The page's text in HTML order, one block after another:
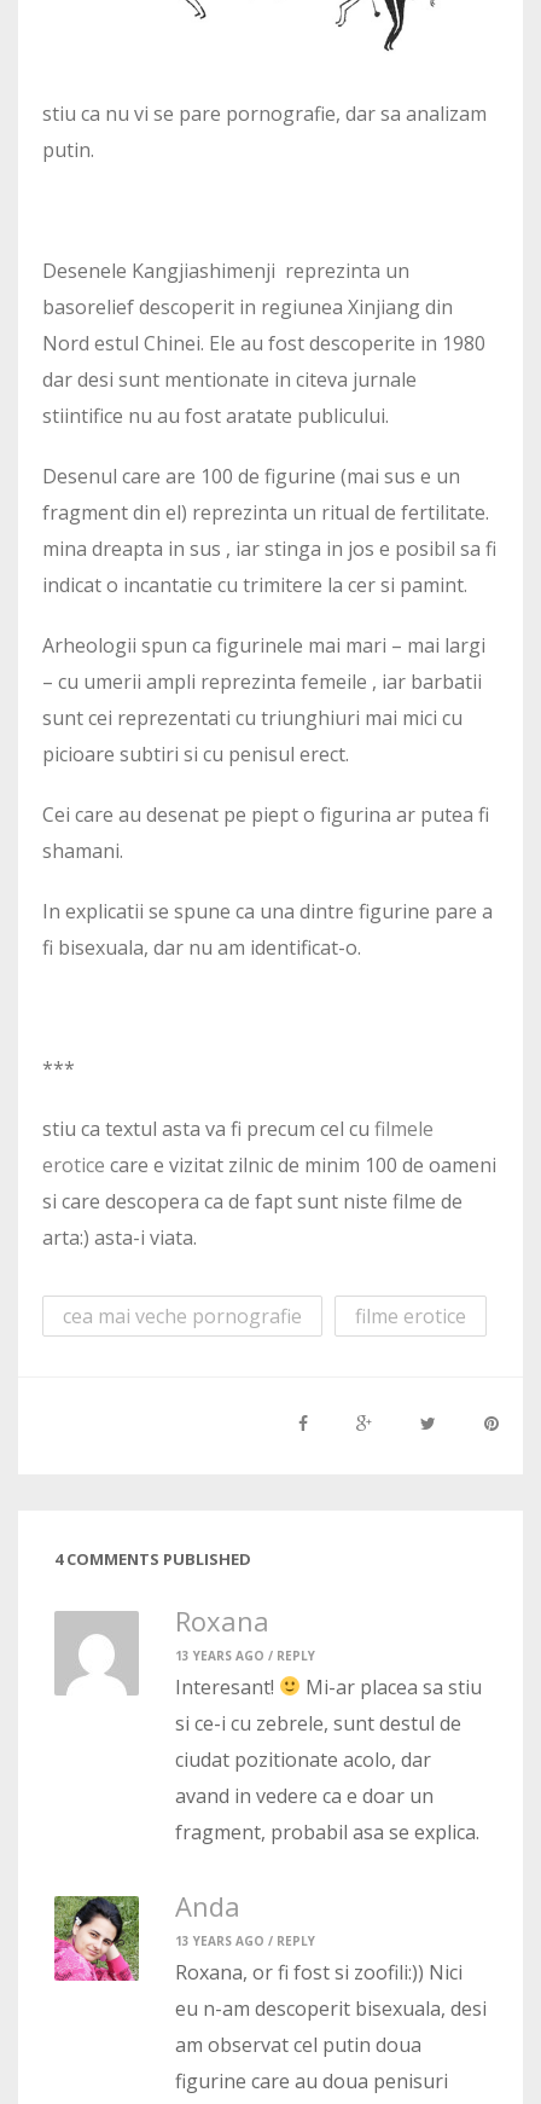
stiu ca nu vi se pare pornografie, dar sa analizam
putin.
Desenele Kangjiashimenji reprezinta un
basorelief descoperit in regiunea Xinjiang din
Nord estul Chinei. Ele au fost descoperite in 1980
dar desi sunt mentionate in citeva jurnale
stiintifice nu au fost aratate publicului.
Desenul care are 100 de figurine (mai sus e un
fragment din el) reprezinta un ritual de fertilitate.
mina dreapta in sus , iar stinga in jos e posibil sa fi
indicat o incantatie cu trimitere la cer si pamint.
Arheologii spun ca figurinele mai mari – mai largi
– cu umerii ampli reprezinta femeile , iar barbatii
sunt cei reprezentati cu triunghiuri mai mici cu
picioare subtiri si cu penisul erect.
Cei care au desenat pe piept o figurina ar putea fi
shamani.
In explicatii se spune ca una dintre figurine pare a
fi bisexuala, dar nu am identificat-o.
***
stiu ca textul asta va fi precum cel cu filmele
erotice care e vizitat zilnic de minim 100 de oameni
si care descopera ca de fapt sunt niste filme de
arta:) asta-i viata.
cea mai veche pornografie filme erotice
4 COMMENTS PUBLISHED
Roxana
13 YEARS AGO / REPLY
Interesant!
Mi-ar placea sa stiu
si ce-i cu zebrele, sunt destul de
ciudat pozitionate acolo, dar
avand in vedere ca e doar un
fragment, probabil asa se explica.
Anda
13 YEARS AGO / REPLY
Roxana, or fi fost si zoofili:)) Nici
eu n-am descoperit bisexuala, desi
am observat cel putin doua
figurine care au doua penisuri